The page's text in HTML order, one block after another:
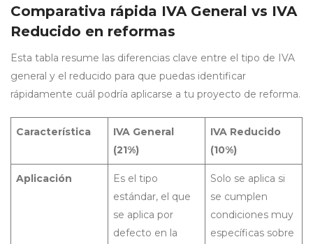
Comparativa rápida IVA General vs IVA
Reducido en reformas
Esta tabla resume las diferencias clave entre el tipo de IVA
general y el reducido para que puedas identificar
rápidamente cuál podría aplicarse a tu proyecto de reforma.
Característica
IVA General
(21%)
IVA Reducido
(10%)
Aplicación
Es el tipo
estándar, el que
se aplica por
defecto en la
Solo se aplica si
se cumplen
condiciones muy
específicas sobre